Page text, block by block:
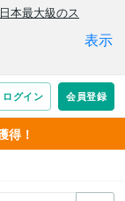
得！